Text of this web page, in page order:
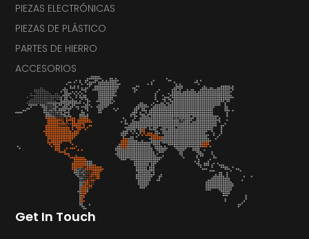
PIEZAS ELECTRÓNICAS
PIEZAS DE PLÁSTICO
PARTES DE HIERRO
ACCESORIOS
Get In Touch